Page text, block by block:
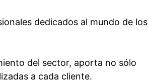
dedicados al mundo de los
del sector, aporta no sólo
a cada cliente.